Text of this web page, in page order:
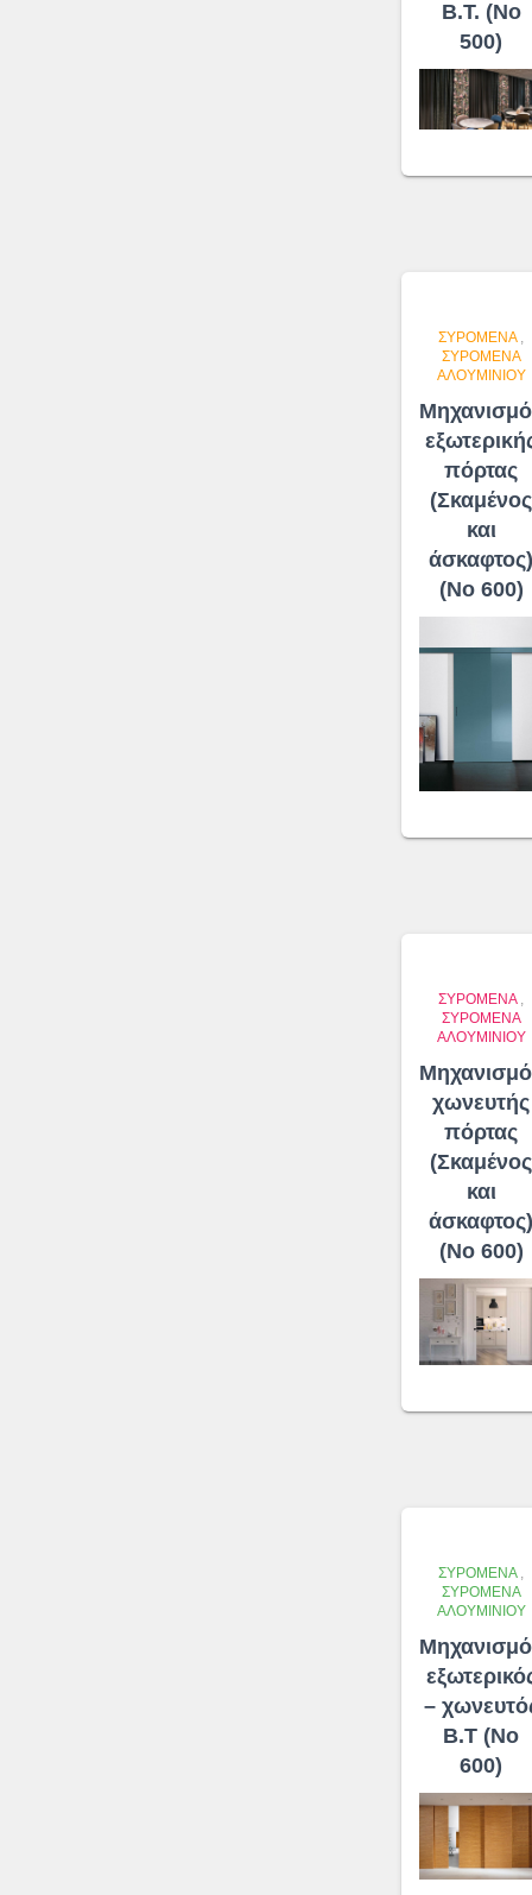
Β.Τ. (No
500)
ΣΥΡΌΜΕΝΑ,
ΣΥΡΌΜΕΝΑ
ΑΛΟΥΜΙΝΊΟΥ
πόρτας
(Σκαμένος
και
άσκαφτος)
(No 600)
ΣΥΡΌΜΕΝΑ,
ΣΥΡΌΜΕΝΑ
ΑΛΟΥΜΙΝΊΟΥ
χωνευτής
πόρτας
(Σκαμένος
και
άσκαφτος)
(No 600)
ΣΥΡΌΜΕΝΑ,
ΣΥΡΌΜΕΝΑ
ΑΛΟΥΜΙΝΊΟΥ
–
Β.Τ (No
600)